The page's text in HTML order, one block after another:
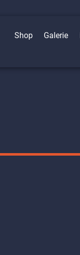
Shop Galerie